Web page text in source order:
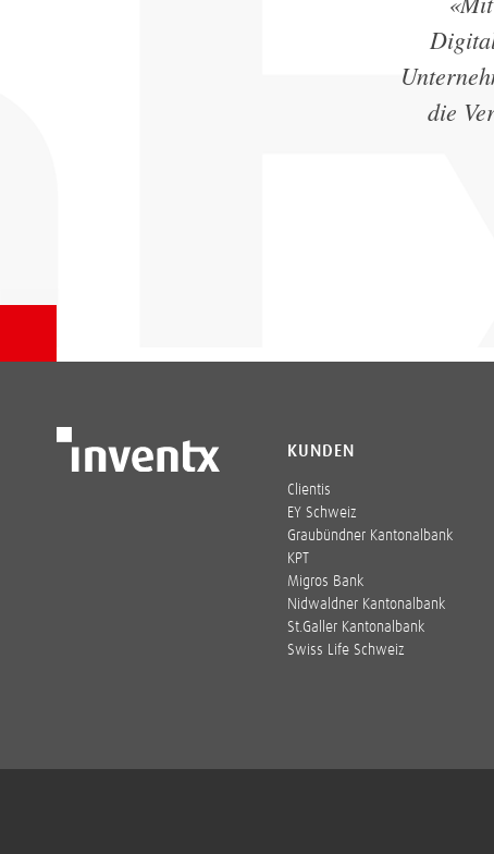
die
KUNDEN
Clientis
EY Schweiz
Graubündner Kantonalbank
KPT
Migros Bank
Nidwaldner Kantonalbank
St.Galler Kantonalbank
Swiss Life Schweiz